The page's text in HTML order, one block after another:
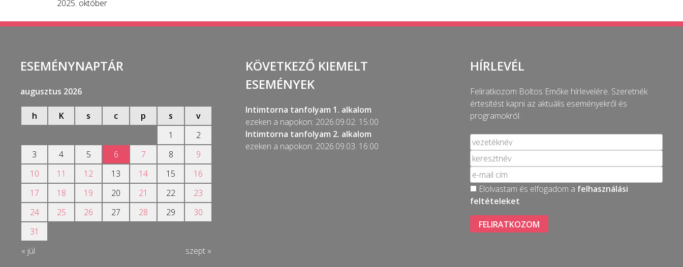
2025. október
ESEMÉNYNAPTÁR
augusztus 2026
h K s c p s
v
1
2
3
4 5 6 7 8
9
10
11 12 13 14 15
16
17
18 19 20 21 22
23
24
25 26 27 28 29
30
31
« júl
szept »
KÖVETKEZŐ KIEMELT
ESEMÉNYEK
Intimtorna tanfolyam 1. alkalom
ezeken a napokon: 2026.09.02. 15:00
Intimtorna tanfolyam 2. alkalom
ezeken a napokon: 2026.09.03. 16:00
HÍRLEVÉL
Feliratkozom Boltos Emőke hírlevelére. Szeretnék
értesítést kapni az aktuális eseményekről és
programokról.
Elolvastam és elfogadom a felhasználási
feltételeket